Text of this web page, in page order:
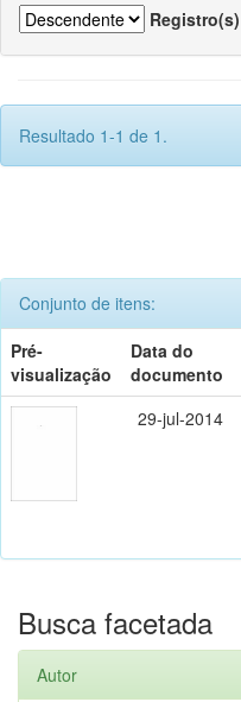
Registro(s)
Resultado 1-1 de 1.
Conjunto de itens:
Pré-
visualização
Data do
documento
29-jul-2014
Busca facetada
Autor